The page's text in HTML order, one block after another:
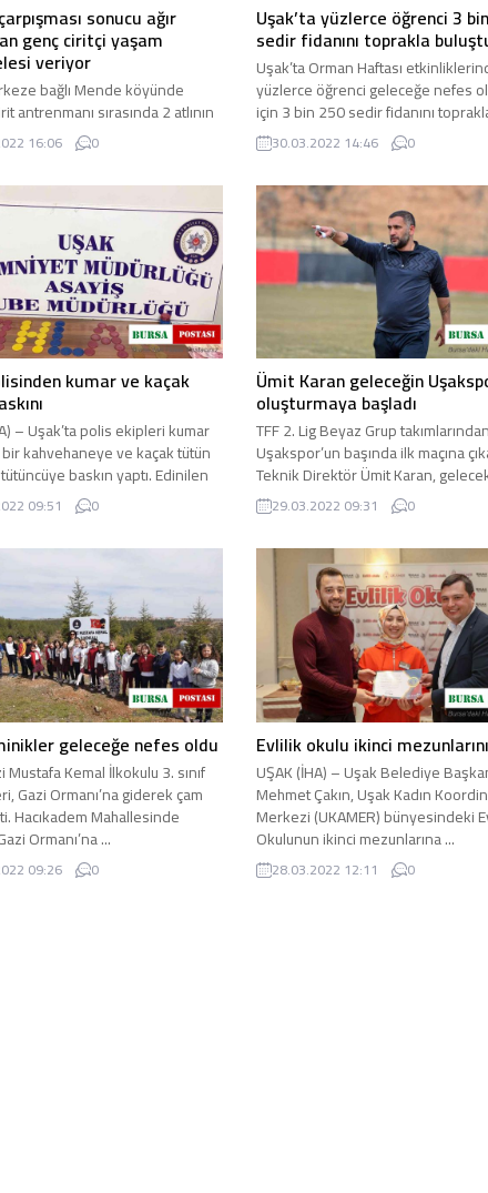
sonucu ağır
genç ciritçi yaşam
veriyor
bağlı Mende köyünde
antrenmanı sırasında 2 atlının
sonucu ağır yaralanan 19
genç ciritçi ...
16:06 0
Uşak’ta yüzlerce öğrenci 3
sedir fidanını toprakla
Uşak’ta Orman Haftası
yüzlerce öğrenci geleceğe nefes
için 3 bin 250 sedir fidanını
buluşturdu. Uşak ili ...
30.03.2022 14:46 0
kumar ve kaçak
– Uşak’ta polis ekipleri kumar
kahvehaneye ve kaçak tütün
baskın yaptı. Edinilen
şehir ...
09:51 0
Ümit Karan geleceğin
oluşturmaya başladı
TFF 2. Lig Beyaz Grup takımlarından
Uşakspor’un başında ilk maçına
Teknik Direktör Ümit Karan,
takımını oluşturmaya çalışıyor ...
29.03.2022 09:31 0
geleceğe nefes oldu
Mustafa Kemal İlkokulu 3. sınıf
Gazi Ormanı’na giderek çam
Hacıkadem Mahallesinde
Ormanı’na ...
09:26 0
Evlilik okulu ikinci
UŞAK (İHA) – Uşak Belediye
Mehmet Çakın, Uşak Kadın
Merkezi (UKAMER) bünyesindeki
Okulunun ikinci mezunlarına ...
28.03.2022 12:11 0